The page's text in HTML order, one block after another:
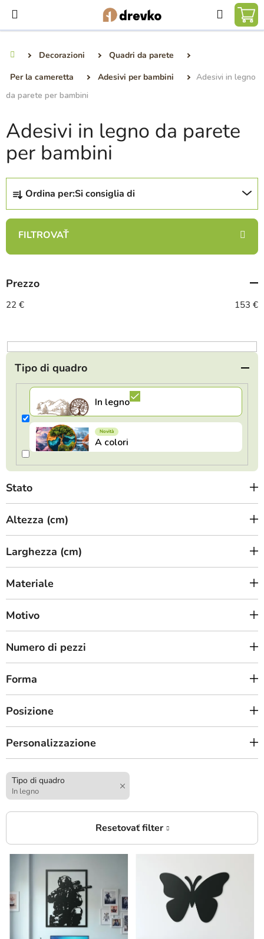
contenuto
Ricerca
Decorazioni
Quadri da parete
Per la cameretta
Adesivi per bambini
Adesivi in legno
da parete per bambini
Adesivi in legno da parete
per bambini
O
d
n
m
e
n
o
d
t
t
i
Ordina per:Si consiglia di
Prezzo
22 € 153 €
Tipo di quadro
Stato
Altezza (cm)
Larghezza (cm)
Materiale
Motivo
Numero di pezzi
Forma
Posizione
Personalizzazione
Tipo di quadro
In legno
E
e
n